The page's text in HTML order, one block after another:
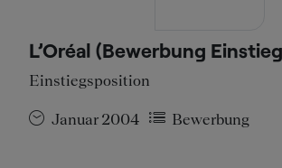
L’Oréal (Bewerbung
Einstiegsposition
Januar 2004 Bewerbung